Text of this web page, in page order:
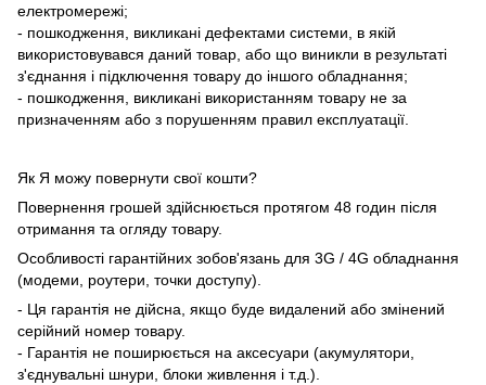
електромережі;
- пошкодження, викликані дефектами системи, в якій
використовувався даний товар, або що виникли в результаті
з'єднання і підключення товару до іншого обладнання;
- пошкодження, викликані використанням товару не за
призначенням або з порушенням правил експлуатації.
Як Я можу повернути свої кошти?
Повернення грошей здійснюється протягом 48 годин після
отримання та огляду товару.
Особливості гарантійних зобов'язань для 3G / 4G обладнання
(модеми, роутери, точки доступу).
- Ця гарантія не дійсна, якщо буде видалений або змінений
серійний номер товару.
- Гарантія не поширюється на аксесуари (акумулятори,
з'єднувальні шнури, блоки живлення і т.д.).